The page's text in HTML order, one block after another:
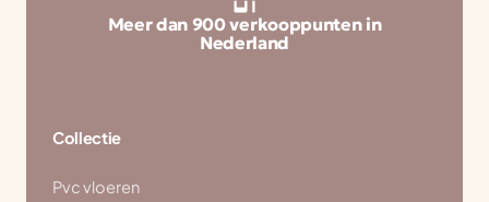
Meer dan 900 verkooppunten in
Nederland
Collectie
Pvc vloeren